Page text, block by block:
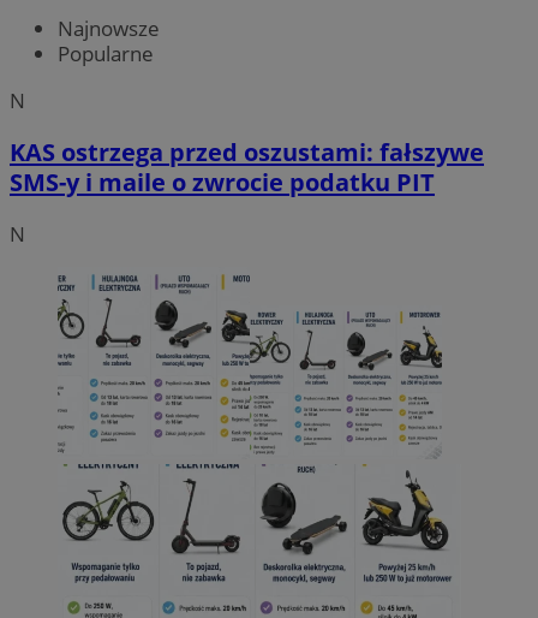
Najnowsze
Popularne
N
KAS ostrzega przed oszustami: fałszywe
SMS-y i maile o zwrocie podatku PIT
N